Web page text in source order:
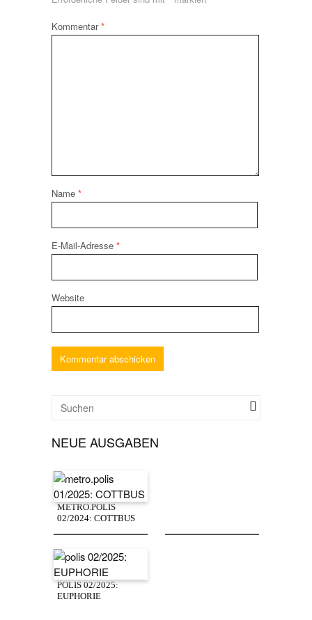
Kommentar*
Name *
E-Mail-Adresse *
Website
NEUE AUSGABEN
METRO.POLIS
02/2024: COTTBUS
POLIS 02/2025:
EUPHORIE